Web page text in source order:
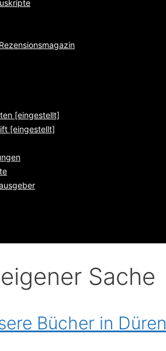
[eingestellt]
[eingestellt]
Sache
Bücher in Düren